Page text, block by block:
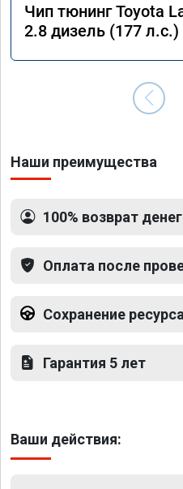
Чип тюнинг Toyota
2.8 дизель (177 л.с.)
Наши преимущества
100% возврат денег
Оплата после
Сохранение ресурса
Гарантия 5 лет
Ваши действия: